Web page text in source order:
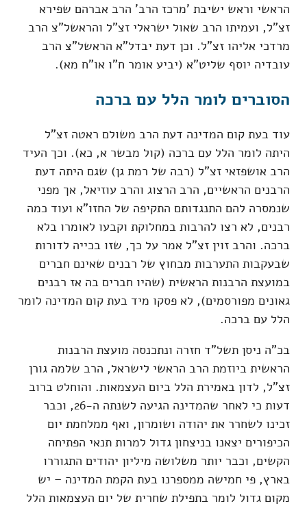
הראשי וראש ישיבת 'מרכז הרב' הרב אברהם שפירא
זצ"ל, ועמיתו הרב שאול ישראלי זצ"ל והראשל"צ הרב
מרדכי אליהו זצ"ל. וכן דעת יבדל"א הראשל"צ הרב
עובדיה יוסף שליט"א (יביע אומר ח"ו או"ח מא).
הסוברים לומר הלל עם ברכה
עוד בעת קום המדינה דעת הרב משולם ראטה זצ"ל
היתה לומר הלל עם ברכה (קול מבשר א, כא). וכך העיד
הרב אושפזאי זצ"ל (רבה של רמת גן) שגם היתה דעת
הרבנים הראשיים, הרב הרצוג והרב עוזיאל, אך מפני
שנמסרה להם התנגדותם התקיפה של החזו"א ועוד כמה
רבנים, לא רצו להרבות במחלוקת וקבעו לאומרו בלא
ברכה. והרב זוין זצ"ל אמר על כך, שזו בכייה לדורות
שבעקבות התערבות מבחוץ של רבנים שאינם חברים
במועצת הרבנות הראשית (שהיו חברים בה אז רבנים
גאונים מפורסמים), לא פסקו מיד בעת קום המדינה לומר
הלל עם ברכה.
בכ"ה ניסן תשל"ד חזרה ונתכנסה מועצת הרבנות
הראשית ביוזמת הרב הראשי לישראל, הרב שלמה גורן
זצ"ל, לדון באמירת הלל ביום העצמאות. והוחלט ברוב
דעות כי לאחר שהמדינה הגיעה לשנתה ה-26, וכבר
זכינו לשחרר את יהודה ושומרון, ואף ממלחמת יום
הכיפורים יצאנו בניצחון גדול למרות תנאי הפתיחה
הקשים, וכבר יותר משלושה מיליון יהודים התגוררו
בארץ, פי חמישה ממספרנו בעת הקמת המדינה – יש
מקום גדול לומר בתפילת שחרית של יום העצמאות הלל